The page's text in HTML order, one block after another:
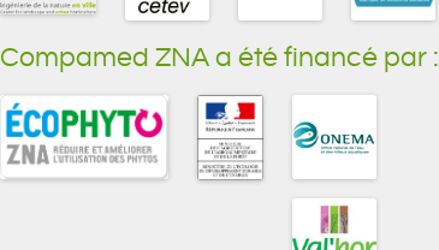
Compamed ZNA a été financé par :